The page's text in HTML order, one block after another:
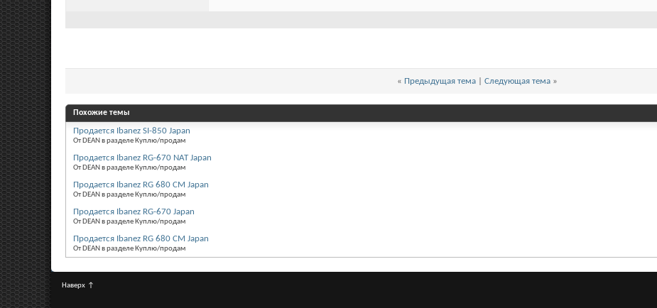
« Предыдущая тема Следующая тема »
Похожие темы
Продается Ibanez SI-850 Japan
От DEAN в разделе Куплю/продам
Продается Ibanez RG-670 NAT Japan
От DEAN в разделе Куплю/продам
Продается Ibanez RG 680 CM Japan
От DEAN в разделе Куплю/продам
Продается Ibanez RG-670 Japan
От DEAN в разделе Куплю/продам
Продается Ibanez RG 680 CM Japan
От DEAN в разделе Куплю/продам
Наверх ↑